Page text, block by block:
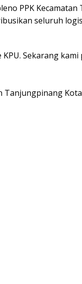
PPK
seluruh
Sekarang
Tanjungpinang